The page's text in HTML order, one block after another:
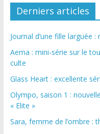
Derniers articles
Journal d’une fille larguée
Aema : mini-série sur le
culte
Glass Heart : excellente
Olympo, saison 1 :
« Elite »
Sara, femme de l’ombre :